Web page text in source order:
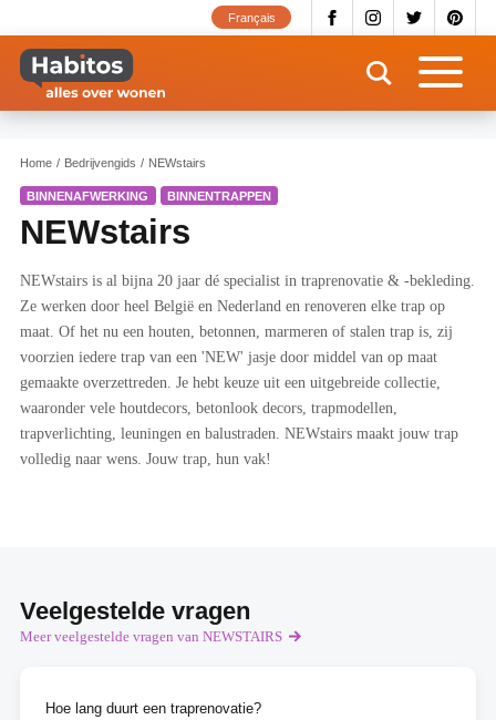
naar
inhoud
gaan
Français
Home Bedrijvengids NEWstairs
BINNENAFWERKING BINNENTRAPPEN
NEWstairs
NEWstairs is al bijna 20 jaar dé specialist in traprenovatie & -bekleding.
Ze werken door heel België en Nederland en renoveren elke trap op
maat. Of het nu een houten, betonnen, marmeren of stalen trap is, zij
voorzien iedere trap van een 'NEW' jasje door middel van op maat
gemaakte overzettreden. Je hebt keuze uit een uitgebreide collectie,
waaronder vele houtdecors, betonlook decors, trapmodellen,
trapverlichting, leuningen en balustraden. NEWstairs maakt jouw trap
volledig naar wens. Jouw trap, hun vak!
Veelgestelde vragen
Meer veelgestelde vragen van NEWSTAIRS
Hoe lang duurt een traprenovatie?